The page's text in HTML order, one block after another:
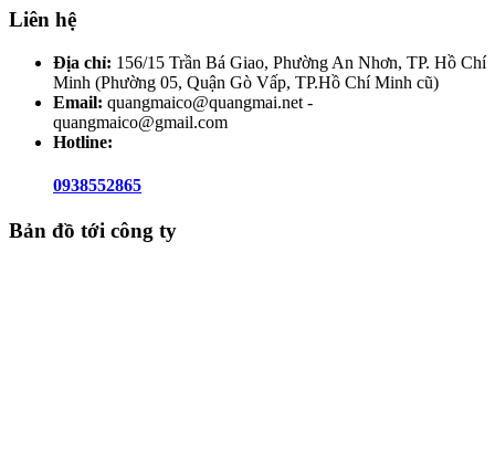
Liên hệ
Địa chỉ: 156/15 Trần Bá Giao, Phường An Nhơn, TP. Hồ Chí
Minh (Phường 05, Quận Gò Vấp, TP.Hồ Chí Minh cũ)
Email: quangmaico@quangmai.net -
quangmaico@gmail.com
Hotline:
0938552865
Bản đồ tới công ty